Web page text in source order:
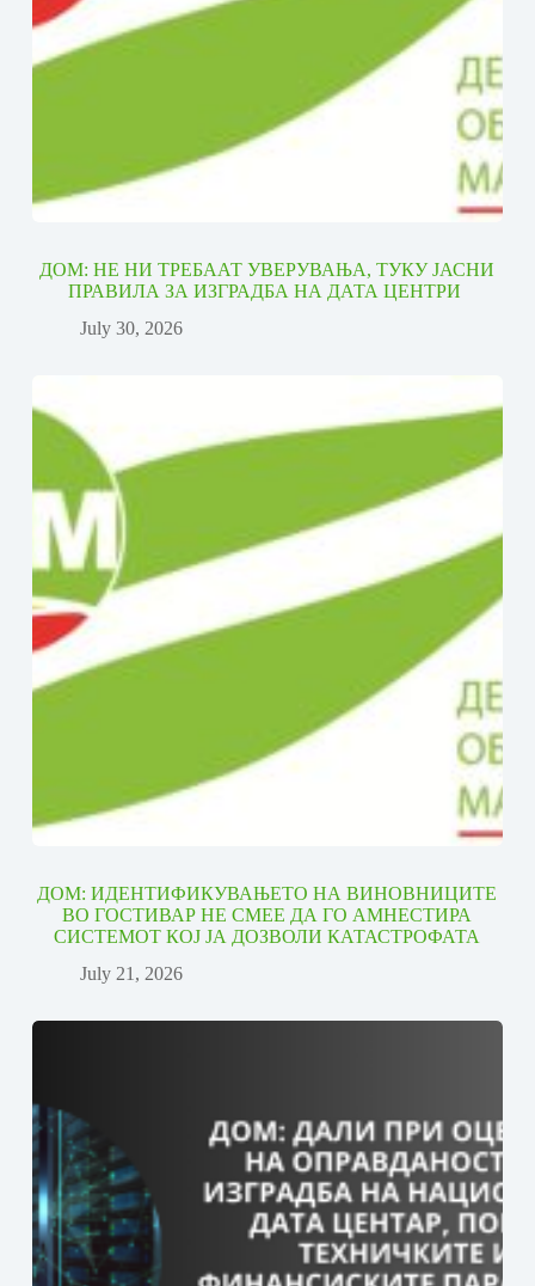
ДОМ: НЕ НИ ТРЕБААТ УВЕРУВАЊА, ТУКУ ЈАСНИ
ПРАВИЛА ЗА ИЗГРАДБА НА ДАТА ЦЕНТРИ
July 30, 2026
ДОМ: ИДЕНТИФИКУВАЊЕТО НА ВИНОВНИЦИТЕ
ВО ГОСТИВАР НЕ СМЕЕ ДА ГО АМНЕСТИРА
СИСТЕМОТ КОЈ ЈА ДОЗВОЛИ КАТАСТРОФАТА
July 21, 2026